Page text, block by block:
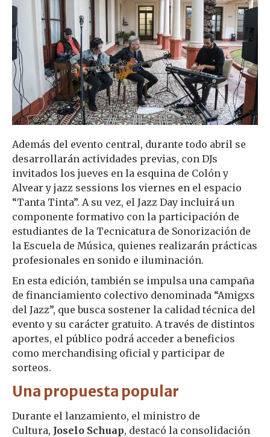
Además del evento central, durante todo abril se
desarrollarán actividades previas, con DJs
invitados los jueves en la esquina de Colón y
Alvear y jazz sessions los viernes en el espacio
“Tanta Tinta”. A su vez, el Jazz Day incluirá un
componente formativo con la participación de
estudiantes de la Tecnicatura de Sonorización de
la Escuela de Música, quienes realizarán prácticas
profesionales en sonido e iluminación.
En esta edición, también se impulsa una campaña
de financiamiento colectivo denominada “Amigxs
del Jazz”, que busca sostener la calidad técnica del
evento y su carácter gratuito. A través de distintos
aportes, el público podrá acceder a beneficios
como merchandising oficial y participar de
sorteos.
Una propuesta popular
Durante el lanzamiento, el ministro de
Cultura, Joselo Schuap, destacó la consolidación